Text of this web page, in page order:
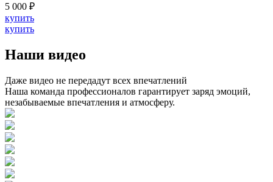
5 000 ₽
купить
купить
Наши видео
Даже видео не передадут всех впечатлений
Наша команда профессионалов гарантирует заряд эмоций,
незабываемые впечатления и атмосферу.